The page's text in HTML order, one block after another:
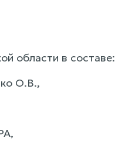
области в составе:
О.В.,